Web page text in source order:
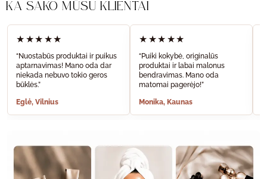
KĄ SAKO MŪSŲ KLIENTAI
★★★★★
“Nuostabūs produktai ir puikus
aptarnavimas! Mano oda dar
niekada nebuvo tokio geros
būklės.”
Eglė, Vilnius
★★★★★
“Puiki kokybė, originalūs
produktai ir labai malonus
bendravimas. Mano oda
matomai pagerėjo!”
Monika, Kaunas